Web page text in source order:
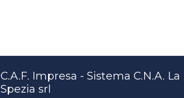
C.A.F. Impresa - Sistema C.N.A. La
Spezia srl